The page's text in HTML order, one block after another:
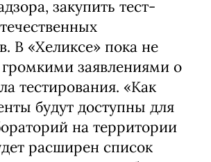
закупить тест-
В «Хеликсе» пока не
громкими заявлениями о
тестирования. «Как
будут доступны для
на территории
расширен список